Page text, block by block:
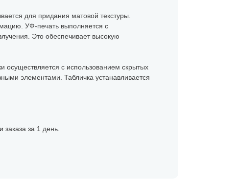
для придания матовой текстуры.
УФ-печать выполняется с
Это обеспечивает высокую
осуществляется с использованием скрытых
элементами. Табличка устанавливается
за 1 день.